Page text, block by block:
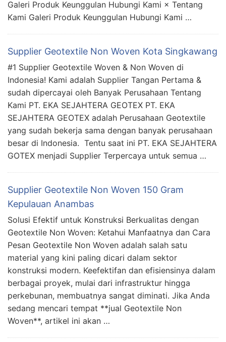
Galeri Produk Keunggulan Hubungi Kami × Tentang
Kami Galeri Produk Keunggulan Hubungi Kami …
Supplier Geotextile Non Woven Kota Singkawang
#1 Supplier Geotextile Woven & Non Woven di
Indonesia! Kami adalah Supplier Tangan Pertama &
sudah dipercayai oleh Banyak Perusahaan Tentang
Kami PT. EKA SEJAHTERA GEOTEX PT. EKA
SEJAHTERA GEOTEX adalah Perusahaan Geotextile
yang sudah bekerja sama dengan banyak perusahaan
besar di Indonesia. Tentu saat ini PT. EKA SEJAHTERA
GOTEX menjadi Supplier Terpercaya untuk semua …
Supplier Geotextile Non Woven 150 Gram
Kepulauan Anambas
Solusi Efektif untuk Konstruksi Berkualitas dengan
Geotextile Non Woven: Ketahui Manfaatnya dan Cara
Pesan Geotextile Non Woven adalah salah satu
material yang kini paling dicari dalam sektor
konstruksi modern. Keefektifan dan efisiensinya dalam
berbagai proyek, mulai dari infrastruktur hingga
perkebunan, membuatnya sangat diminati. Jika Anda
sedang mencari tempat **jual Geotextile Non
Woven**, artikel ini akan …